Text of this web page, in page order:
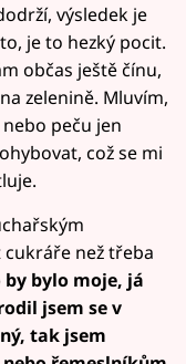
výsledek je
je to hezký pocit.
občas ještě čínu,
zelenině. Mluvím,
peču jen
což se mi
než třeba
bylo moje, já
jsem se v
tak jsem